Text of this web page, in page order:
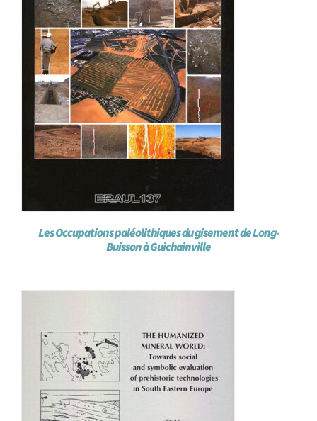
Les Occupations paléolithiques du gisement de Long-
Buisson à Guichainville